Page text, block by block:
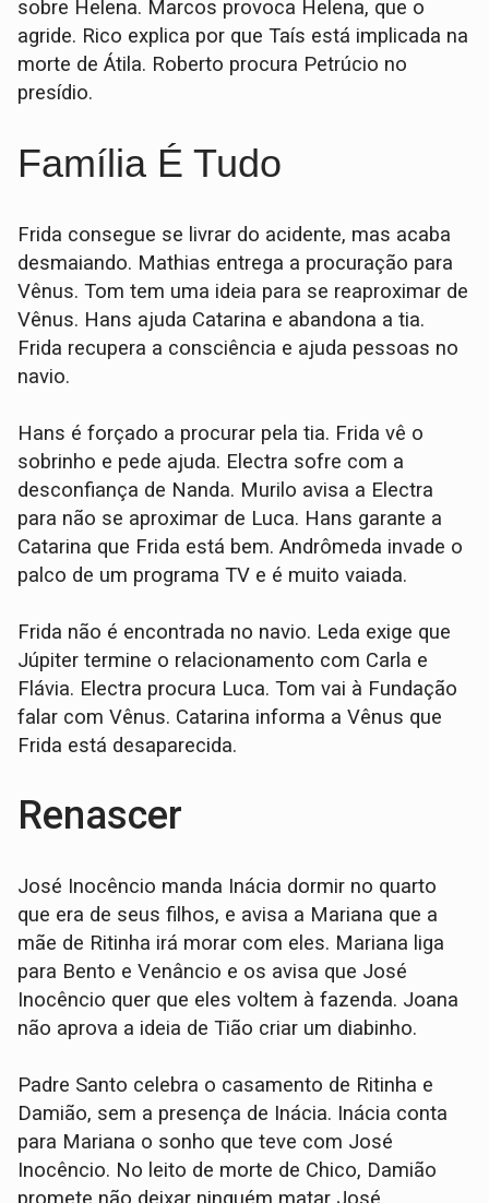
sobre Helena. Marcos provoca Helena, que o
agride. Rico explica por que Taís está implicada na
morte de Átila. Roberto procura Petrúcio no
presídio.
Família É Tudo
Frida consegue se livrar do acidente, mas acaba
desmaiando. Mathias entrega a procuração para
Vênus. Tom tem uma ideia para se reaproximar de
Vênus. Hans ajuda Catarina e abandona a tia.
Frida recupera a consciência e ajuda pessoas no
navio.
Hans é forçado a procurar pela tia. Frida vê o
sobrinho e pede ajuda. Electra sofre com a
desconfiança de Nanda. Murilo avisa a Electra
para não se aproximar de Luca. Hans garante a
Catarina que Frida está bem. Andrômeda invade o
palco de um programa TV e é muito vaiada.
Frida não é encontrada no navio. Leda exige que
Júpiter termine o relacionamento com Carla e
Flávia. Electra procura Luca. Tom vai à Fundação
falar com Vênus. Catarina informa a Vênus que
Frida está desaparecida.
Renascer
José Inocêncio manda Inácia dormir no quarto
que era de seus filhos, e avisa a Mariana que a
mãe de Ritinha irá morar com eles. Mariana liga
para Bento e Venâncio e os avisa que José
Inocêncio quer que eles voltem à fazenda. Joana
não aprova a ideia de Tião criar um diabinho.
Padre Santo celebra o casamento de Ritinha e
Damião, sem a presença de Inácia. Inácia conta
para Mariana o sonho que teve com José
Inocêncio. No leito de morte de Chico, Damião